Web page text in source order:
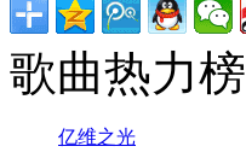
歌曲热力榜
亿维之光